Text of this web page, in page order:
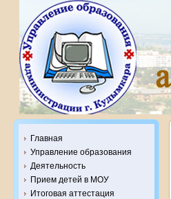
Главная
Управление образования
Деятельность
Прием детей в МОУ
Итоговая аттестация